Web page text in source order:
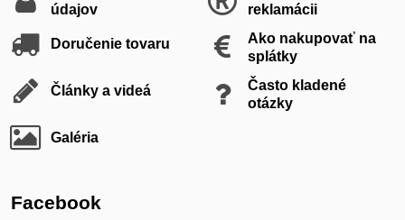
údajov
reklamácii
Doručenie tovaru
Ako nakupovať na
splátky
Články a videá
Často kladené
otázky
Galéria
Facebook